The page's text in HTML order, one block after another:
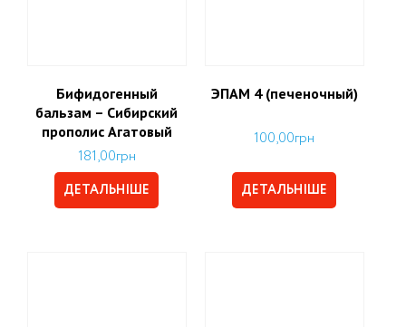
Бифидогенный
бальзам – Сибирский
прополис Агатовый
181,00грн
ДЕТАЛЬНІШЕ
ЭПАМ 4 (печеночный)
100,00грн
ДЕТАЛЬНІШЕ